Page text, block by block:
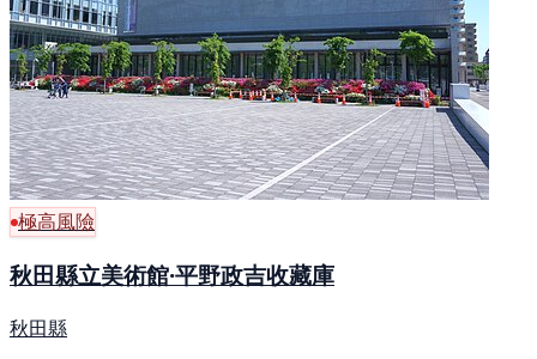
極高風險
秋田縣立美術館·平野政吉收藏庫
秋田縣